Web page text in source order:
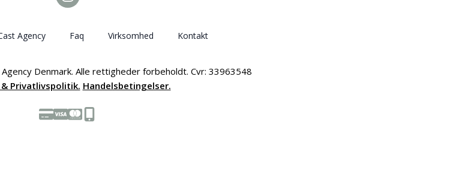
Agency Faq Virksomhed Kontakt
Denmark. Alle rettigheder forbeholdt. Cvr: 33963548
Privatlivspolitik. Handelsbetingelser.